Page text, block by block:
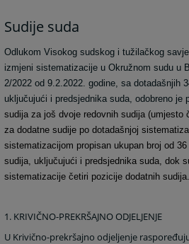
Sudije suda
Odlukom Visokog sudskog i tužilačkog
izmjeni sistematizacije u Okružnom sudu u
2/2022 od 9.2.2022. godine, sa dotadašnjih
uključujući i predsjednika suda, odobreno je
sudija za još dvoje redovnih sudija (umjesto
za dodatne sudije po dotadašnjoj
sistematizacijom propisan ukupan broj od
sudija, uključujući i predsjednika suda, dok
sistematizacije četiri pozicije dodatnih sudija.
1. KRIVIČNO-PREKRŠAJNO ODJELJENJE
U Krivično-prekršajno odjeljenje